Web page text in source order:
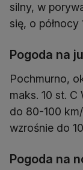
silny, w
Pogoda na
Pochmurno,
maks. 10 st.
do 80-100
Pogoda na